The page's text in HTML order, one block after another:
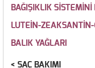
BAĞIŞIKLIK SİSTEMİNİ
LUTEİN-
BALIK YAĞLARI
SAÇ BAKIMI